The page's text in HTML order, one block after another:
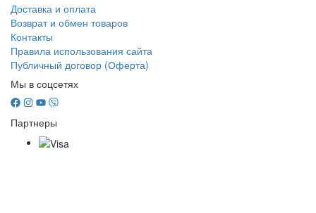
Доставка и оплата
Возврат и обмен товаров
Контакты
Правила использования сайта
Публичный договор (Оферта)
Мы в соцсетях
Партнеры